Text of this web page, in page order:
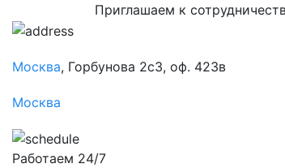
Приглашаем к
Москва, Горбунова 2с3, оф. 423в
Москва
Работаем 24/7